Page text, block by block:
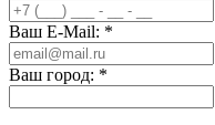
Ваш E-Mail: *
Ваш город: *